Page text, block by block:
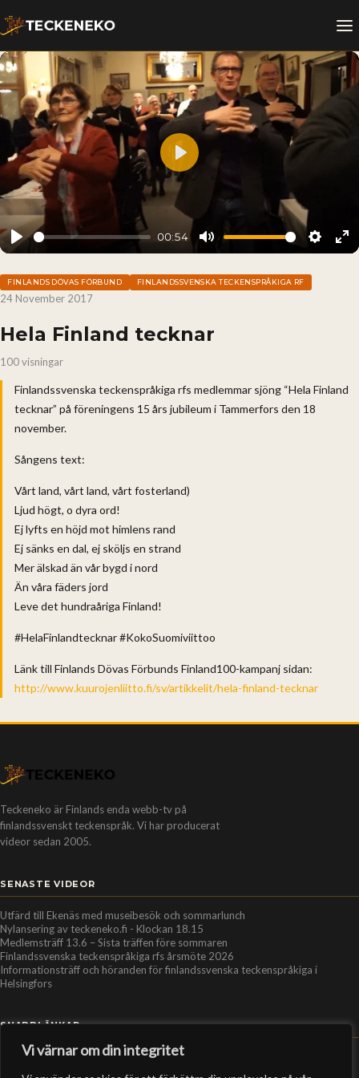
Vi värnar om din integritet
Play
00:54
Mute
Play
FINLANDS DÖVAS FÖRBUND FINLANDSSVENSKA TECKENSPRÅKIGA RF
24 November 2017
Hela Finland tecknar
100 visningar
Finlandssvenska teckenspråkiga rfs medlemmar sjöng “Hela Finland
tecknar” på föreningens 15 års jubileum i Tammerfors den 18
november.
Sångens text:
Vårt land, vårt land, vårt fosterland)
Ljud högt, o dyra ord!
Ej lyfts en höjd mot himlens rand
Ej sänks en dal, ej sköljs en strand
Mer älskad än vår bygd i nord
Än våra fäders jord
Leve det hundraåriga Finland!
#HelaFinlandtecknar #KokoSuomiviittoo
Länk till Finlands Dövas Förbunds Finland100-kampanj sidan:
http://www.kuurojenliitto.fi/sv/artikkelit/hela-finland-tecknar
Teckeneko är Finlands enda webb-tv på
finlandssvenskt teckenspråk. Vi har producerat
videor sedan 2005.
SENASTE VIDEOR
Utfärd till Ekenäs med museibesök och sommarlunch
Nylansering av teckeneko.fi - Klockan 18.15
Medlemsträff 13.6 – Sista träffen före sommaren
Finlandssvenska teckenspråkiga rfs årsmöte 2026
Informationsträff och höranden för finlandssvenska teckenspråkiga i
Helsingfors
SNABBLÄNKAR